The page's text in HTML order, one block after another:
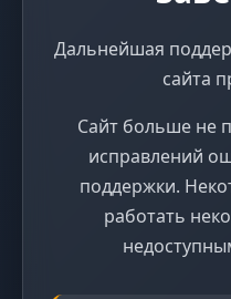
Дальнейшая
сайта
Сайт больше не
исправлений
поддержки.
работать